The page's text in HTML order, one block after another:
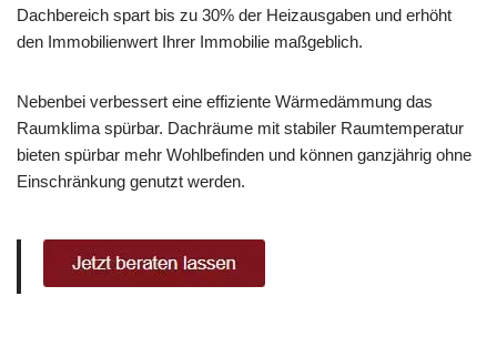
Dachbereich spart bis zu 30% der Heizausgaben und erhöht
den Immobilienwert Ihrer Immobilie maßgeblich.
Nebenbei verbessert eine effiziente Wärmedämmung das
Raumklima spürbar. Dachräume mit stabiler Raumtemperatur
bieten spürbar mehr Wohlbefinden und können ganzjährig ohne
Einschränkung genutzt werden.